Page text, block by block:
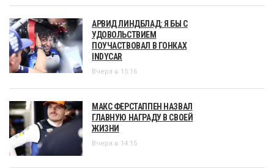
АРВИД ЛИНДБЛАД: Я БЫ С
УДОВОЛЬСТВИЕМ
ПОУЧАСТВОВАЛ В ГОНКАХ
INDYCAR
Вчера в 15:16
МАКС ФЕРСТАППЕН НАЗВАЛ
ГЛАВНУЮ НАГРАДУ В СВОЕЙ
ЖИЗНИ
Вчера в 14:15